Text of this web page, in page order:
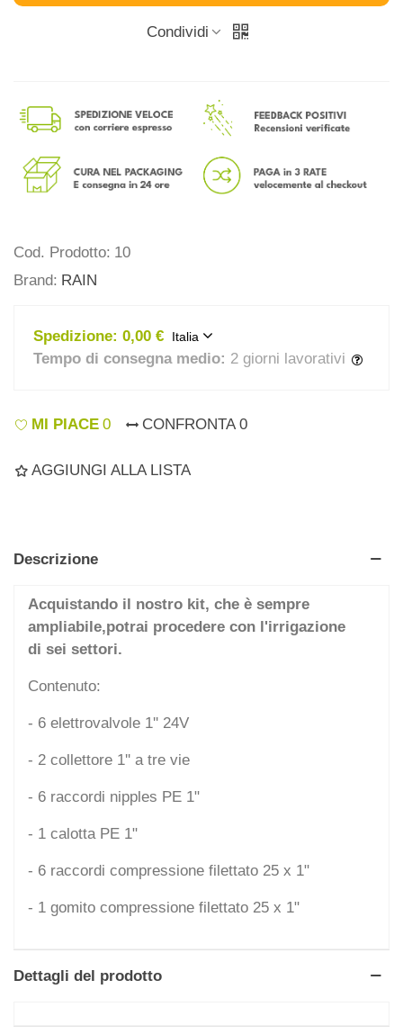
Condividi
Cod. Prodotto: 10
Brand: RAIN
Spedizione: 0,00 € Italia
Tempo di consegna medio: 2 giorni lavorativi
MI PIACE 0 CONFRONTA 0
AGGIUNGI ALLA LISTA
Descrizione
Acquistando il nostro kit, che è sempre
ampliabile,potrai procedere con l'irrigazione
di sei settori.
Contenuto:
- 6 elettrovalvole 1'' 24V
- 2 collettore 1'' a tre vie
- 6 raccordi nipples PE 1"
- 1 calotta PE 1"
- 6 raccordi compressione filettato 25 x 1"
- 1 gomito compressione filettato 25 x 1"
Dettagli del prodotto